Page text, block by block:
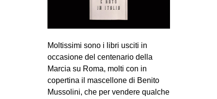
STUDENTI TSUNAMI
MILANO
MOBILITAZIONI
SPAZI
SPORT POPOLARE
Moltissimi sono i libri usciti in
occasione del centenario della
Marcia su Roma, molti con in
copertina il mascellone di Benito
Mussolini, che per vendere qualche